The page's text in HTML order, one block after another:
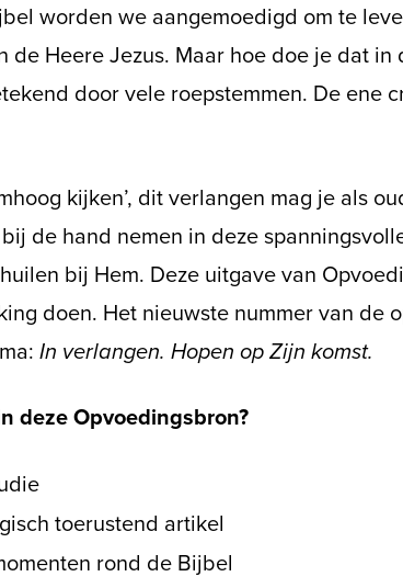
worden we aangemoedigd om te
de Heere Jezus. Maar hoe doe je dat in
door vele roepstemmen. De ene
kijken’, dit verlangen mag je als
de hand nemen in deze
bij Hem. Deze uitgave van
doen. Het nieuwste nummer van de
In verlangen. Hopen op Zijn komst.
deze Opvoedingsbron?
toerustend artikel
rond de Bijbel